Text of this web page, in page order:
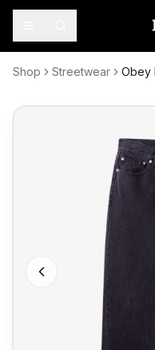
Shop Streetwear Obey